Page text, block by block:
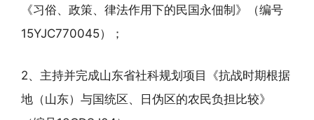
《习俗、政策、律法作用下的民国永佃制》（编号
15YJC770045）；
2、主持并完成山东省社科规划项目《抗战时期根据
地（山东）与国统区、日伪区的农民负担比较》